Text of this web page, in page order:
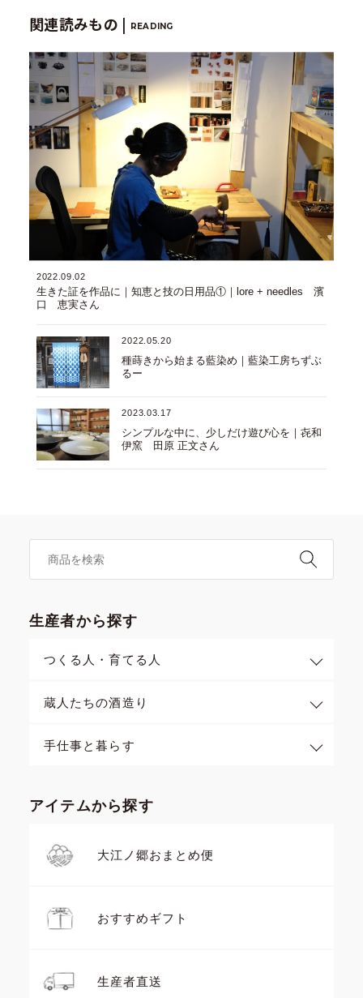
関連読みもの | READING
2022.09.02
生きた証を作品に｜知恵と技の日用品①｜lore + needles 濱
口 恵実さん
2022.05.20
種蒔きから始まる藍染め｜藍染工房ちずぶ
るー
2023.03.17
シンプルな中に、少しだけ遊び心を｜㐂和
伊窯 田原 正文さん
生産者から探す
つくる人・育てる人
蔵人たちの酒造り
手仕事と暮らす
アイテムから探す
大江ノ郷おまとめ便
おすすめギフト
生産者直送